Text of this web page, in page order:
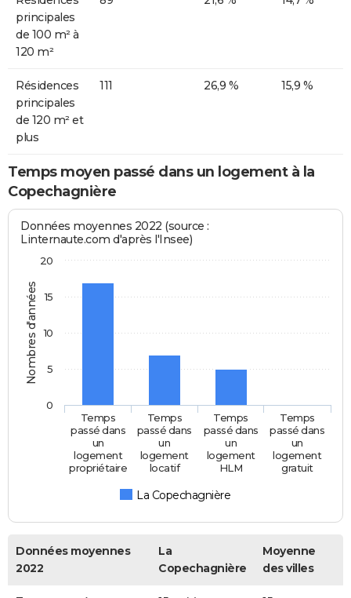
principales
de 100 m² à
120 m²
Résidences
principales
de 120 m² et
plus
111 26,9 % 15,9 %
Temps moyen passé dans un logement à la
Copechagnière
Nombres d'années
Données moyennes 2022 (source :
Linternaute.com d'après l'Insee)
La Copechagnière
Temps
passé dans
un
logement
propriétaire
Temps
passé dans
un
logement
locatif
Temps
passé dans
un
logement
HLM
Temps
passé dans
un
logement
gratuit
0
5
10
15
20
Données moyennes
2022
La
Copechagnière
Moyenne
des villes